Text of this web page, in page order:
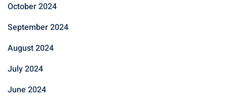
October 2024
September 2024
August 2024
July 2024
June 2024